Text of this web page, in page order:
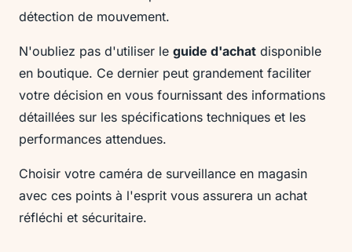
détection de mouvement.
N'oubliez pas d'utiliser le guide d'achat disponible
en boutique. Ce dernier peut grandement faciliter
votre décision en vous fournissant des informations
détaillées sur les spécifications techniques et les
performances attendues.
Choisir votre caméra de surveillance en magasin
avec ces points à l'esprit vous assurera un achat
réfléchi et sécuritaire.